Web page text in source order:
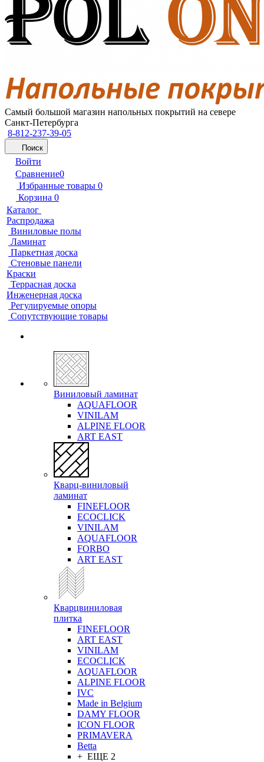
Самый большой магазин напольных покрытий на севере
Санкт-Петербурга
8-812-237-39-05
Поиск
Войти
Сравнение0
Избранные товары 0
Корзина 0
Каталог
Распродажа
Виниловые полы
Ламинат
Паркетная доска
Стеновые панели
Краски
Террасная доска
Инженерная доска
Регулируемые опоры
Сопутствующие товары
Виниловый ламинат
AQUAFLOOR
VINILAM
ALPINE FLOOR
ART EAST
Кварц-виниловый
ламинат
FINEFLOOR
ECOCLICK
VINILAM
AQUAFLOOR
FORBO
ART EAST
Кварцвиниловая
плитка
FINEFLOOR
ART EAST
VINILAM
ECOCLICK
AQUAFLOOR
ALPINE FLOOR
IVC
Made in Belgium
DAMY FLOOR
ICON FLOOR
PRIMAVERA
Betta
+ ЕЩЕ 2